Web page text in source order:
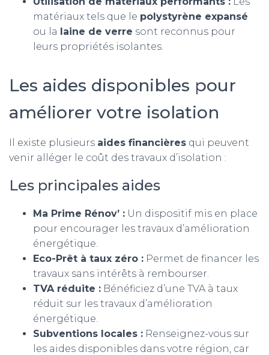
matériaux tels que le polystyrène expansé
ou la laine de verre sont reconnus pour
leurs propriétés isolantes.
Les aides disponibles pour
améliorer votre isolation
Il existe plusieurs aides financières qui peuvent
venir alléger le coût des travaux d’isolation :
Les principales aides
Ma Prime Rénov’ : Un dispositif mis en place
pour encourager les travaux d’amélioration
énergétique.
Eco-Prêt à taux zéro : Permet de financer les
travaux sans intérêts à rembourser.
TVA réduite : Bénéficiez d’une TVA à taux
réduit sur les travaux d’amélioration
énergétique.
Subventions locales : Renseignez-vous sur
les aides disponibles dans votre région, car